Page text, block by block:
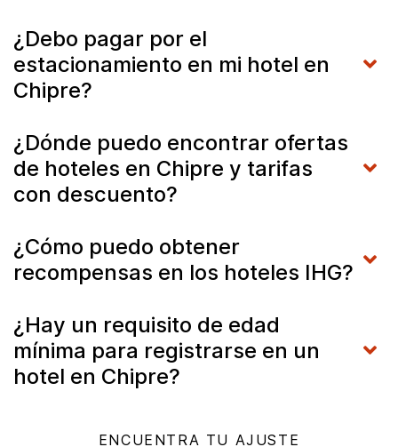
¿Debo pagar por el
estacionamiento en mi hotel en
Chipre?
¿Dónde puedo encontrar ofertas
de hoteles en Chipre y tarifas
con descuento?
¿Cómo puedo obtener
recompensas en los hoteles IHG?
¿Hay un requisito de edad
mínima para registrarse en un
hotel en Chipre?
ENCUENTRA TU AJUSTE